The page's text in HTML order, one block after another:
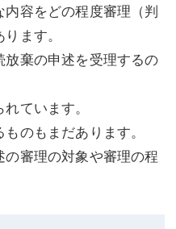
容をどの程度審理（判
ます。
棄の申述を受理するの
ています。
のもまだあります。
審理の対象や審理の程